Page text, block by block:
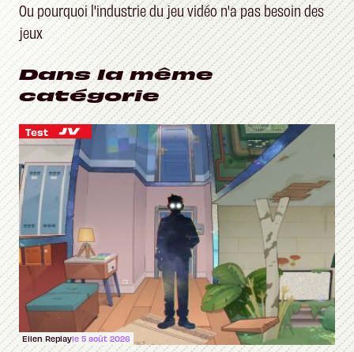
Ou pourquoi l'industrie du jeu vidéo n'a pas besoin des
jeux
Dans la même
catégorie
Test
Ellen Replayle 5 août 2026